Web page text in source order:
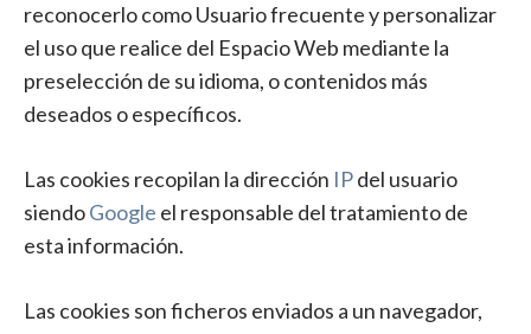
reconocerlo como Usuario frecuente y personalizar
el uso que realice del Espacio Web mediante la
preselección de su idioma, o contenidos más
deseados o específicos.
Las cookies recopilan la dirección IPdel usuario
siendoGoogle el responsable del tratamiento de
esta información.
Las cookies son ficheros enviados a un navegador,